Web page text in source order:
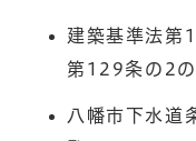
建築基準法第
第129条の2
八幡市下水道